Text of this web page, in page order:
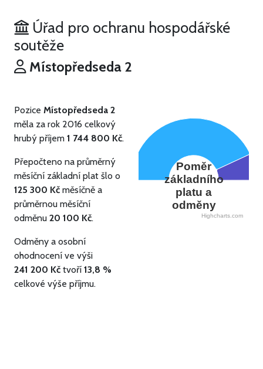
Úřad pro ochranu hospodářské
soutěže
Místopředseda 2
Pozice Místopředseda 2
měla za rok 2016 celkový
hrubý příjem 1 744 800 Kč.
Přepočteno na průměrný
měsíční základní plat šlo o
125 300 Kč měsíčně a
průměrnou měsíční
odměnu 20 100 Kč.
Odměny a osobní
ohodnocení ve výši
241 200 Kč tvoří 13,8 %
celkové výše příjmu.
Poměr
základního
platu a
odměny
Highcharts.com